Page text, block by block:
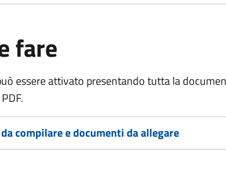
fare
essere attivato presentando tutta la
compilare e documenti da allegare